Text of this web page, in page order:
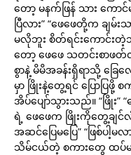
တော့ မနက်ဖြန် သား ကေ
ပြီလား” “ဖေဖေတို့က ချမ်
မလိုဘူး စိတ်ရင်းကောင်း
တော့ ဖေဖေ သတင်းစာဖတ်လို
စွာနဲ့ မိမိအခန်းရှိရာသို့ ခ
မှာ ဖြိုးနဲ့တွေ့ရင် ပြောပြ
အိပ်ပျော်သွားသည်။ “ဖြိုး”
ရဲ့ ဖေဖေက ဖြိုးကိုတွေ့ချ
အဆင်ပြေမပြေ” “ဖြစ်ပါ့
သိမ်ငယ်တဲ့ စကားတွေ ထပ်မ